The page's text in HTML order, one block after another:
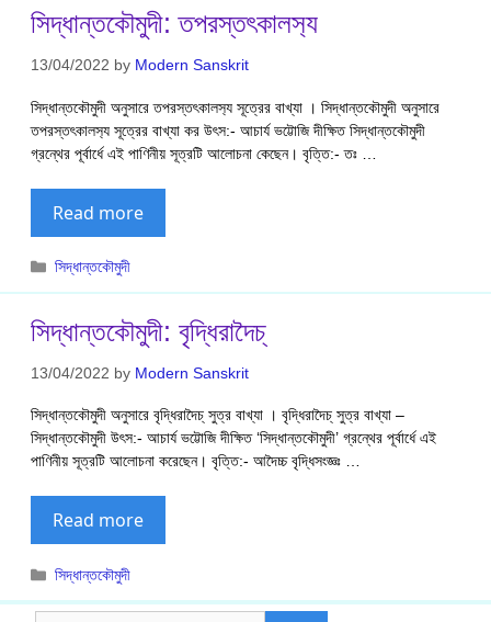
সিদ্ধান্তকৌমুদী: তপরস্তৎকালস‍্য
13/04/2022 by Modern Sanskrit
সিদ্ধান্তকৌমুদী অনুসারে তপরস্তৎকালস‍্য সূত্রের বাখ্যা । সিদ্ধান্তকৌমুদী অনুসারে
তপরস্তৎকালস‍্য সূত্রের বাখ্যা কর উৎস:- আচার্য ভট্টোজি দীক্ষিত সিদ্ধান্তকৌমুদী
গ্রন্থের পূর্বার্ধে এই পাণিনীয় সূত্রটি আলোচনা কেছেন। বৃত্তি:- তঃ …
Read more
Categories
সিদ্ধান্তকৌমুদী
সিদ্ধান্তকৌমুদী: বৃদ্ধিরাদৈচ্
13/04/2022 by Modern Sanskrit
সিদ্ধান্তকৌমুদী অনুসারে বৃদ্ধিরাদৈচ্ সুত্র বাখ্যা । বৃদ্ধিরাদৈচ্ সুত্র বাখ্যা –
সিদ্ধান্তকৌমুদী উৎস:- আচার্য ভট্টোজি দীক্ষিত ‘সিদ্ধান্তকৌমুদী’ গ্রন্থের পূর্বার্ধে এই
পাণিনীয় সূত্রটি আলোচনা করেছেন। বৃত্তি:- আদৈচ্চ বৃদ্ধিসংজ্ঞঃ …
Read more
Categories
সিদ্ধান্তকৌমুদী